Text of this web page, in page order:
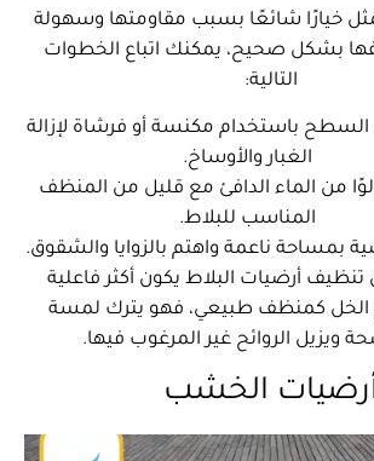
خيارًا شائعًا بسبب مقاومتها وسهولة
بشكل صحيح، يمكنك اتباع الخطوات
التالية:
باستخدام مكنسة أو فرشاة لإزالة
الغبار والأوساخ.
من الماء الدافئ مع قليل من المنظف
المناسب للبلاط.
بمساحة ناعمة واهتم بالزوايا والشقوق.
أرضيات البلاط يكون أكثر فاعلية
الخل كمنظف طبيعي، فهو يترك لمسة
ويزيل الروائح غير المرغوب فيها.
الخشب